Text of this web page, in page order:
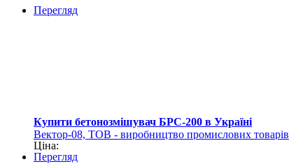
Перегляд
Купити бетонозмішувач БРС-200 в Україні
Вектор-08, ТОВ - виробництво промислових товарів
Ціна:
Перегляд